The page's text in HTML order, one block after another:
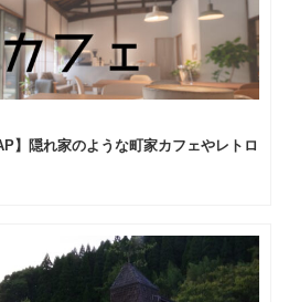
】隠れ家のような町家カフェやレトロ